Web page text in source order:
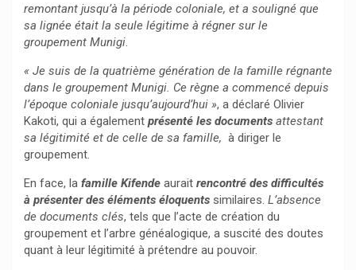
remontant jusqu’à la période coloniale, et a souligné que
sa lignée était la seule légitime à régner sur le
groupement Munigi.
« Je suis de la quatrième génération de la famille régnante
dans le groupement Munigi. Ce règne a commencé depuis
l’époque coloniale jusqu’aujourd’hui », a déclaré Olivier
Kakoti, qui a également présenté les documents attestant
sa légitimité et de celle de sa famille, à diriger le
groupement.
En face, la famille Kifende aurait rencontré des difficultés
à présenter des éléments éloquents similaires. L’absence
de documents clés, tels que l’acte de création du
groupement et l’arbre généalogique, a suscité des doutes
quant à leur légitimité à prétendre au pouvoir.